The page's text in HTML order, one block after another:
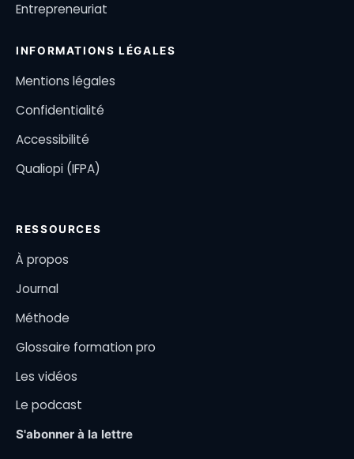
Entrepreneuriat
INFORMATIONS LÉGALES
Mentions légales
Confidentialité
Accessibilité
Qualiopi (IFPA)
RESSOURCES
À propos
Journal
Méthode
Glossaire formation pro
Les vidéos
Le podcast
S'abonner à la lettre